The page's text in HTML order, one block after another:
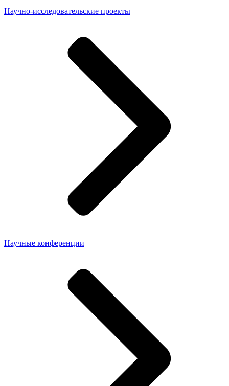
Научно-исследовательские проекты
Научные конференции